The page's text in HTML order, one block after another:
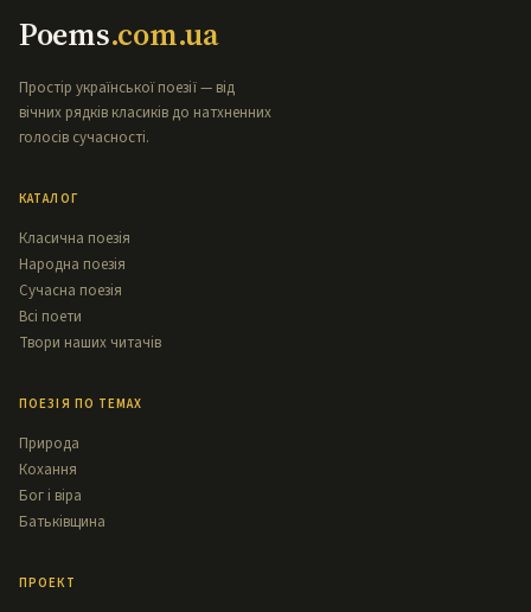
Poems.com.ua
Простір української поезії — від
вічних рядків класиків до натхненних
голосів сучасності.
КАТАЛОГ
Класична поезія
Народна поезія
Сучасна поезія
Всі поети
Твори наших читачів
ПОЕЗІЯ ПО ТЕМАХ
Природа
Кохання
Бог і віра
Батьківщина
ПРОЕКТ